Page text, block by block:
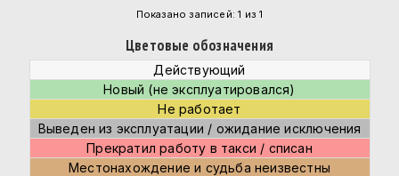
Показано записей: 1 из 1
Цветовые обозначения
Действующий
Новый (не эксплуатировался)
Не работает
Выведен из эксплуатации / ожидание исключения
Прекратил работу в такси / списан
Местонахождение и судьба неизвестны